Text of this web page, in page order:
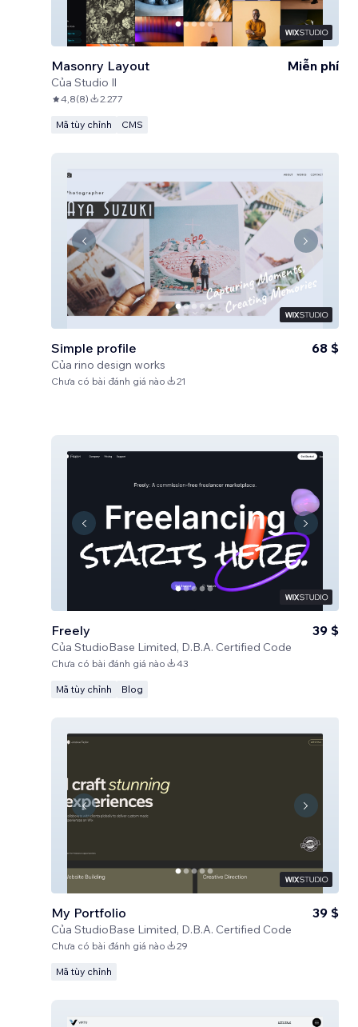
Masonry Layout
Của Studio Il
Miễn phí
4,8(8) 2.277
Mã tùy chỉnh CMS
Simple profile
Của rino design works
68 $
Chưa có bài đánh giá nào 21
Freely
Của StudioBase Limited, D.B.A. Certified Code
39 $
Chưa có bài đánh giá nào 43
Mã tùy chỉnh Blog
My Portfolio
Của StudioBase Limited, D.B.A. Certified Code
39 $
Chưa có bài đánh giá nào 29
Mã tùy chỉnh